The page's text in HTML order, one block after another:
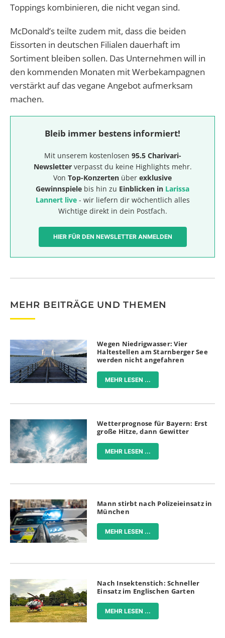
Toppings kombinieren, die nicht vegan sind.
McDonald’s teilte zudem mit, dass die beiden
Eissorten in deutschen Filialen dauerhaft im
Sortiment bleiben sollen. Das Unternehmen will in
den kommenden Monaten mit Werbekampagnen
verstärkt auf das vegane Angebot aufmerksam
machen.
Bleib immer bestens informiert!
Mit unserem kostenlosen 95.5 Charivari-
Newsletterverpasst du keine Highlights mehr.
Von Top-Konzerten über exklusive
Gewinnspiele bis hin zu Einblicken in Larissa
Lannert live- wir liefern dir wöchentlich alles
Wichtige direkt in dein Postfach.
HIER FÜR DEN NEWSLETTER ANMELDEN
MEHR BEITRÄGE UND THEMEN
Wegen Niedrigwasser: Vier
Haltestellen am Starnberger See
werden nicht angefahren
MEHR LESEN ...
Wetterprognose für Bayern: Erst
große Hitze, dann Gewitter
MEHR LESEN ...
Mann stirbt nach Polizeieinsatz in
München
MEHR LESEN ...
Nach Insektenstich: Schneller
Einsatz im Englischen Garten
MEHR LESEN ...